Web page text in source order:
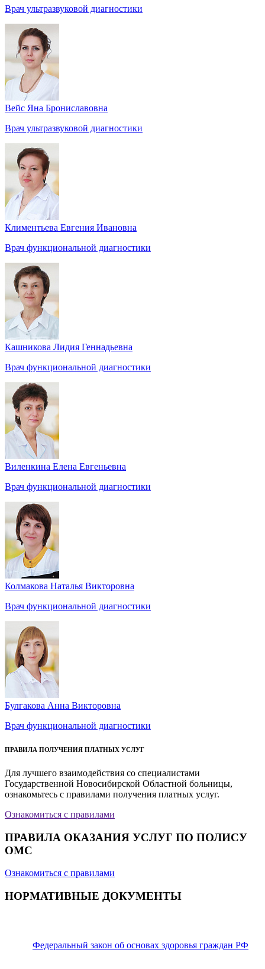
Врач ультразвуковой диагностики
Вейс Яна Брониславовна
Врач ультразвуковой диагностики
Климентьева Евгения Ивановна
Врач функциональной диагностики
Кашникова Лидия Геннадьевна
Врач функциональной диагностики
Виленкина Елена Евгеньевна
Врач функциональной диагностики
Колмакова Наталья Викторовна
Врач функциональной диагностики
Булгакова Анна Викторовна
Врач функциональной диагностики
ПРАВИЛА ПОЛУЧЕНИЯ ПЛАТНЫХ УСЛУГ
Для лучшего взаимодействия со специалистами
Государственной Новосибирской Областной больницы,
ознакомьтесь с правилами получения платных услуг.
Ознакомиться с правилами
ПРАВИЛА ОКАЗАНИЯ УСЛУГ ПО ПОЛИСУ
ОМС
Ознакомиться с правилами
НОРМАТИВНЫЕ ДОКУМЕНТЫ
Федеральный закон об основах здоровья граждан РФ